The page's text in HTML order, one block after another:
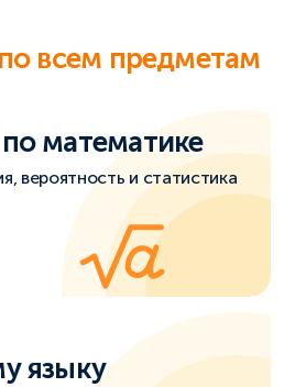
по всем предметам
математике
вероятность и статистика
языку